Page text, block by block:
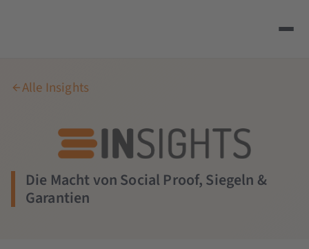
Alle Insights
Die Macht von Social Proof, Siegeln &
Garantien